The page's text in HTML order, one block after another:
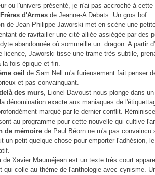
ou l'univers présenté, je n'ai pas accroché à
Frères d'Armes de Jeanne-A Debats. Un gros bof.
de Jean-Philippe Jaworski met en scène une
de ravitailler une cité alliée assiégée par des
abandonnée où sommeille un dragon. A partir
licence, Jaworski tisse une trame très subtile,
la fois épique et fin.
oeil de Sam Nell m'a furieusement fait penser
et pas convainquant.
des murs, Lionel Davoust nous plonge dans
dénomination exacte aux maniaques de
marqué par le dernier conflit.
au programme pour cette nouvelle qui cultive
de mémoire de Paul Béorn ne m'a pas convaincu
un petit quelque chose pour emporter l'adhésion,
de Xavier Mauméjean est un texte très court
qui colle au thème de l'anthologie avec cynisme.